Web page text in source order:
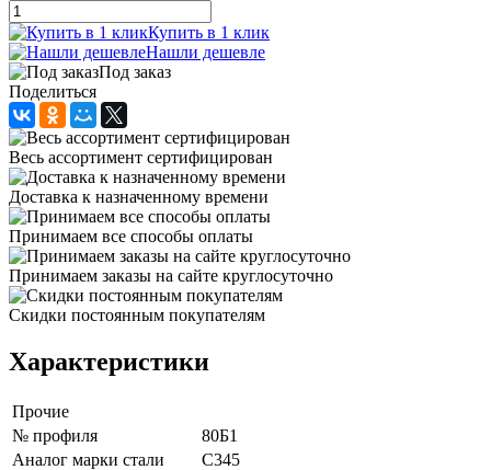
Купить в 1 клик
Нашли дешевле
Под заказ
Поделиться
Весь ассортимент сертифицирован
Доставка к назначенному времени
Принимаем все способы оплаты
Принимаем заказы на сайте круглосуточно
Скидки постоянным покупателям
Характеристики
Прочие
№ профиля
80Б1
Аналог марки стали
С345